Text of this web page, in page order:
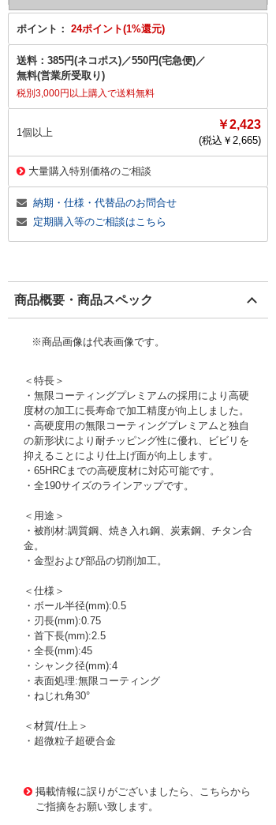
ポイント： 24ポイント(1%還元)
送料： 385円(ネコポス)／550円(宅急便)／
無料(営業所受取り)
税別3,000円以上購入で送料無料
1個以上
￥2,423
(税込￥ 2,665)
大量購入特別価格のご相談
納期・仕様・代替品のお問合せ
定期購入等のご相談はこちら
商品概要・商品スペック
※商品画像は代表画像です。
＜特長＞
・無限コーティングプレミアムの採用により高硬
度材の加工に長寿命で加工精度が向上しました。
・高硬度用の無限コーティングプレミアムと独自
の新形状により耐チッピング性に優れ、ビビリを
抑えることにより仕上げ面が向上します。
・65HRCまでの高硬度材に対応可能です。
・全190サイズのラインアップです。
＜用途＞
・被削材:調質鋼、焼き入れ鋼、炭素鋼、チタン合
金。
・金型および部品の切削加工。
＜仕様＞
・ボール半径(mm):0.5
・刃長(mm):0.75
・首下長(mm):2.5
・全長(mm):45
・シャンク径(mm):4
・表面処理:無限コーティング
・ねじれ角30°
＜材質/仕上＞
・超微粒子超硬合金
掲載情報に誤りがございましたら、こちらから
ご指摘をお願い致します。